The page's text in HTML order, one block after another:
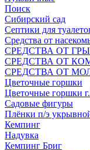
Поиск
Сибирский сад
Септики для
Средства от
СPEДСТВА ОТ
СРЕДСТВА ОТ
СРЕДСТВА ОТ
Цветочные горшки
Цветочные горшки
Садовые фигуры
Плёнки п/э
Кемпинг
Надувка
Кемпинг Бриг